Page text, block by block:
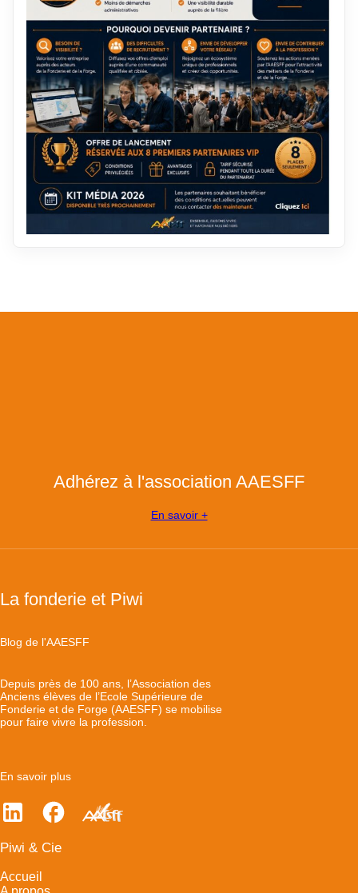
Adhérez à l'association AAESFF
En savoir +
La fonderie et Piwi
Blog de l'AAESFF
Depuis près de 100 ans, l’Association des
Anciens élèves de l’Ecole Supérieure de
Fonderie et de Forge (AAESFF) se mobilise
pour faire vivre la profession.
En savoir plus
Piwi & Cie
Accueil